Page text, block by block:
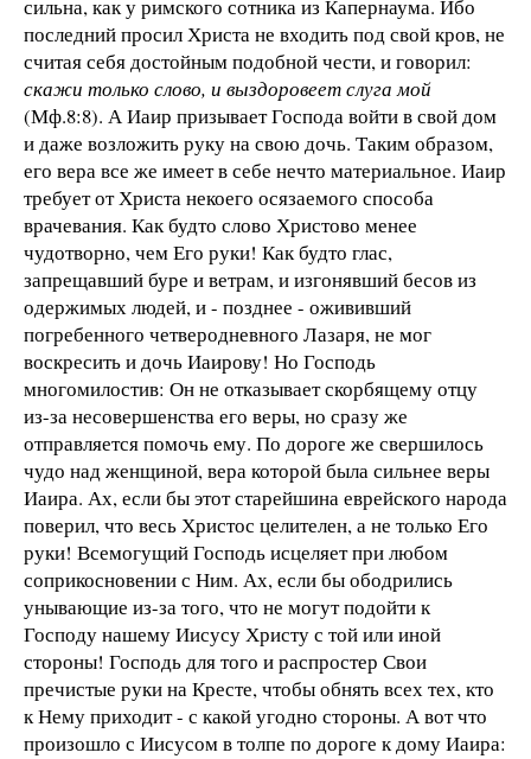
сильна, как у римского сотника из Капернаума. Ибо
последний просил Христа не входить под свой кров, не
считая себя достойным подобной чести, и говорил:
скажи только слово, и выздоровеет слуга мой
(Мф.8:8). А Иаир призывает Господа войти в свой дом
и даже возложить руку на свою дочь. Таким образом,
его вера все же имеет в себе нечто материальное. Иаир
требует от Христа некоего осязаемого способа
врачевания. Как будто слово Христово менее
чудотворно, чем Его руки! Как будто глас,
запрещавший буре и ветрам, и изгонявший бесов из
одержимых людей, и - позднее - ожививший
погребенного четверодневного Лазаря, не мог
воскресить и дочь Иаирову! Но Господь
многомилостив: Он не отказывает скорбящему отцу
из-за несовершенства его веры, но сразу же
отправляется помочь ему. По дороге же свершилось
чудо над женщиной, вера которой была сильнее веры
Иаира. Ах, если бы этот старейшина еврейского народа
поверил, что весь Христос целителен, а не только Его
руки! Всемогущий Господь исцеляет при любом
соприкосновении с Ним. Ах, если бы ободрились
унывающие из-за того, что не могут подойти к
Господу нашему Иисусу Христу с той или иной
стороны! Господь для того и распростер Свои
пречистые руки на Кресте, чтобы обнять всех тех, кто
к Нему приходит - с какой угодно стороны. А вот что
произошло с Иисусом в толпе по дороге к дому Иаира: